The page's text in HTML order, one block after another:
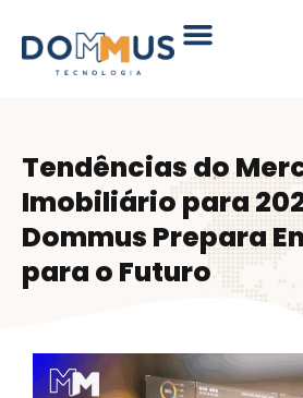
Tendências do
Imobiliário para
Dommus Prepara
para o Futuro